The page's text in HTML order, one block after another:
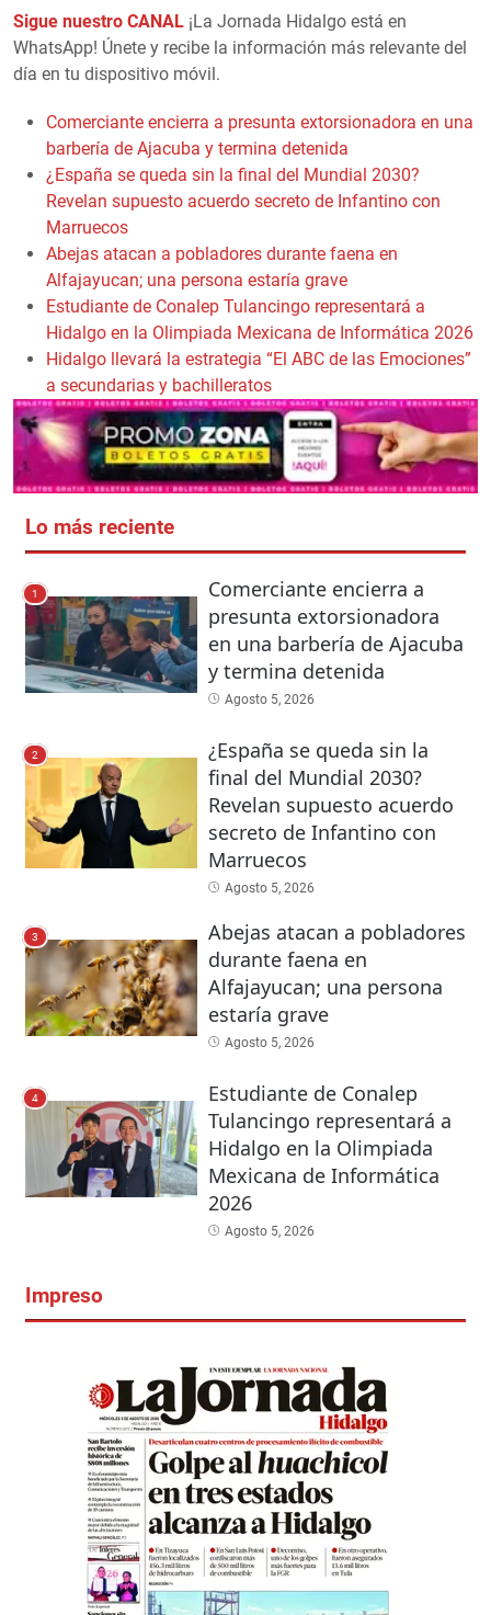
Sigue nuestro CANAL ¡La Jornada Hidalgo está en
WhatsApp! Únete y recibe la información más relevante del
día en tu dispositivo móvil.
Comerciante encierra a presunta extorsionadora en una
barbería de Ajacuba y termina detenida
¿España se queda sin la final del Mundial 2030?
Revelan supuesto acuerdo secreto de Infantino con
Marruecos
Abejas atacan a pobladores durante faena en
Alfajayucan; una persona estaría grave
Estudiante de Conalep Tulancingo representará a
Hidalgo en la Olimpiada Mexicana de Informática 2026
Hidalgo llevará la estrategia “El ABC de las Emociones”
a secundarias y bachilleratos
Lo más reciente
1
Comerciante encierra a
presunta extorsionadora
en una barbería de Ajacuba
y termina detenida
Agosto 5, 2026
2
¿España se queda sin la
final del Mundial 2030?
Revelan supuesto acuerdo
secreto de Infantino con
Marruecos
Agosto 5, 2026
3
Abejas atacan a pobladores
durante faena en
Alfajayucan; una persona
estaría grave
Agosto 5, 2026
4
Estudiante de Conalep
Tulancingo representará a
Hidalgo en la Olimpiada
Mexicana de Informática
2026
Agosto 5, 2026
Impreso